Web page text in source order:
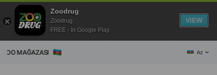
MAĞAZASI Az
Zoodrug
Zoodrug
FREE - In Google Play
VIEW